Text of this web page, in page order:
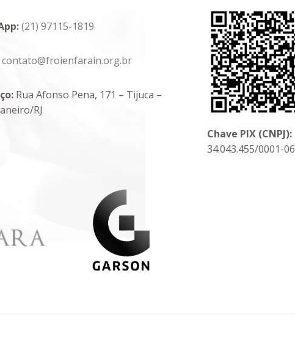
(21) 97115-1819
contato@froienfarain.org.br
Rua Afonso Pena, 171 – Tijuca –
RJ
Chave PIX (CNPJ):
34.043.455/0001-06